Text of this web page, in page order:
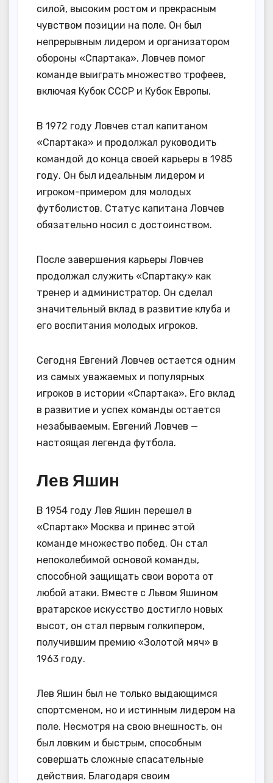
силой, высоким ростом и прекрасным
чувством позиции на поле. Он был
непрерывным лидером и организатором
обороны «Спартака». Ловчев помог
команде выиграть множество трофеев,
включая Кубок СССР и Кубок Европы.
В 1972 году Ловчев стал капитаном
«Спартака» и продолжал руководить
командой до конца своей карьеры в 1985
году. Он был идеальным лидером и
игроком-примером для молодых
футболистов. Статус капитана Ловчев
обязательно носил с достоинством.
После завершения карьеры Ловчев
продолжал служить «Спартаку» как
тренер и администратор. Он сделал
значительный вклад в развитие клуба и
его воспитания молодых игроков.
Сегодня Евгений Ловчев остается одним
из самых уважаемых и популярных
игроков в истории «Спартака». Его вклад
в развитие и успех команды остается
незабываемым. Евгений Ловчев —
настоящая легенда футбола.
Лев Яшин
В 1954 году Лев Яшин перешел в
«Спартак» Москва и принес этой
команде множество побед. Он стал
непоколебимой основой команды,
способной защищать свои ворота от
любой атаки. Вместе с Львом Яшином
вратарское искусство достигло новых
высот, он стал первым голкипером,
получившим премию «Золотой мяч» в
1963 году.
Лев Яшин был не только выдающимся
спортсменом, но и истинным лидером на
поле. Несмотря на свою внешность, он
был ловким и быстрым, способным
совершать сложные спасательные
действия. Благодаря своим